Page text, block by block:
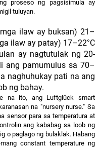
proseso ng pagsisimula ay
tuluyan.
ilaw ay buksan) 21–
ilaw ay patay) 17–22°C
ay nagtutulak ng 20-
ang pamumulus sa 70–
naghuhukay pati na ang
ng bahay.
na ito, ang Luftglück smart
na "nursery nurse." Sa
sensor para sa temperatura at
ang kababag sa loob ng
o paglago ng bulaklak. Habang
constant temperature ng